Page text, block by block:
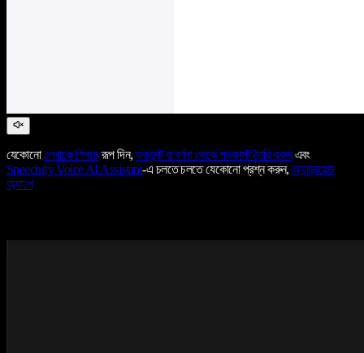
যেকোনোলেখাকে স্পিচেরূপ দিন, ডকুমেন্ট বা বর্ণনা থেকে পডকাস্ট তৈরি করুনএবং
Speechify Voice AI Assistant-এ চলতে চলতে যেকোনো প্রশ্ন করুন,অ্যান্ড্রয়েড
অ্যাপে